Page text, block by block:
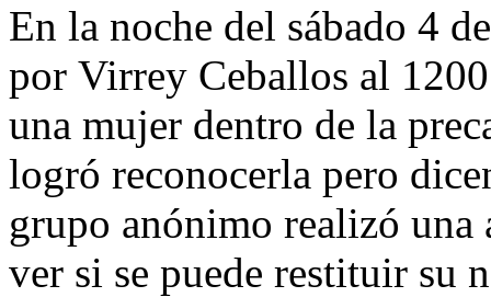
En la noche del sábado 4
por Virrey Ceballos al
una mujer dentro de la
logró reconocerla pero
grupo anónimo realizó
ver si se puede restituir su